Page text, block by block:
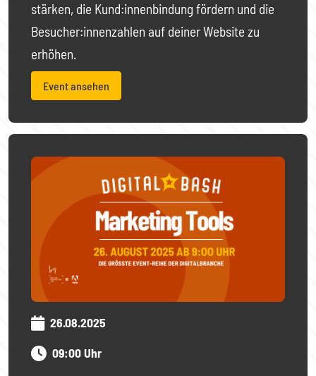
stärken, die Kund:innenbindung fördern und die
Besucher:innenzahlen auf deiner Website zu
erhöhen.
Event ansehen
26.08.2025
09:00 Uhr